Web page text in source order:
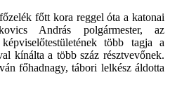
főtt kora reggel óta a katonai
András polgármester, az
több tagja a
kínálta a több száz résztvevőnek.
főhadnagy, tábori lelkész áldotta